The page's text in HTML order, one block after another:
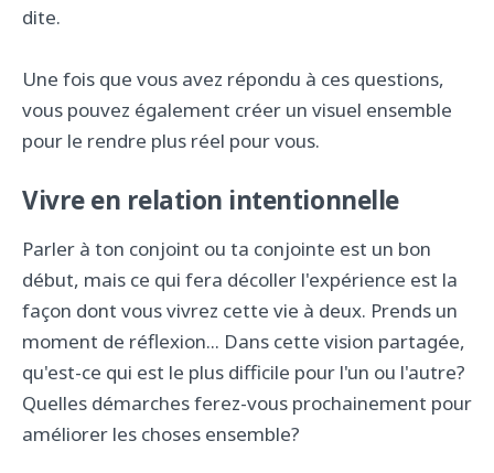
dite.
Une fois que vous avez répondu à ces questions,
vous pouvez également créer un visuel ensemble
pour le rendre plus réel pour vous.
Vivre en relation intentionnelle
Parler à ton conjoint ou ta conjointe est un bon
début, mais ce qui fera décoller l'expérience est la
façon dont vous vivrez cette vie à deux. Prends un
moment de réflexion... Dans cette vision partagée,
qu'est-ce qui est le plus difficile pour l'un ou l'autre?
Quelles démarches ferez-vous prochainement pour
améliorer les choses ensemble?